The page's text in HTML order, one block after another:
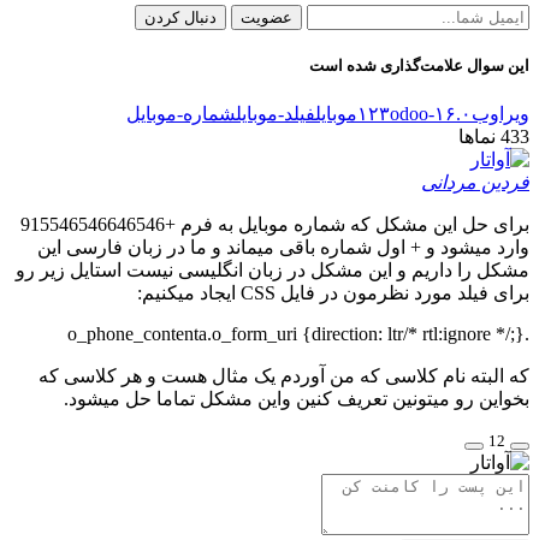
عضویت دنبال کردن
این سوال علامت‌گذاری شده است
ویراوب۱۲۳ odoo-۱۶.۰ موبایلفیلد-موبایلشماره-موبایل
433 نماها
فردین مردانی
برای حل این مشکل که شماره موبایل به فرم +915546546646546
وارد میشود و + اول شماره باقی میماند و ما در زبان فارسی این
مشکل را داریم و این مشکل در زبان انگلیسی نیست استایل زیر رو
برای فیلد مورد نظرمون در فایل CSS ایجاد میکنیم:
.o_phone_contenta.o_form_uri {direction: ltr/* rtl:ignore */;}
که البته نام کلاسی که من آوردم یک مثال هست و هر کلاسی که
بخواین رو میتونین تعریف کنین واین مشکل تماما حل میشود.
12